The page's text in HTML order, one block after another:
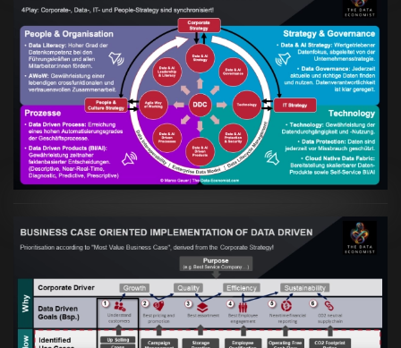
Artikel:Kennst Du schon die "Head Phone
Data Driven Strategy"?
VIEW
Artikel:
Business Case orientierte
Etablierung einer Data Driven Company